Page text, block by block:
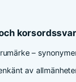
korsordssvar
–
av